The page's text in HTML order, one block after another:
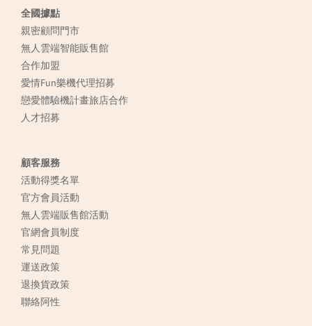
全國據點
親密顧問門市
無人雲端智能販售館
合作加盟
愛情Fun樂機代理招募
戀愛體驗機計畫旅店合作
人才招募
顧客服務
活動得獎名單
官方會員活動
無人雲端販售館活動
官網會員制度
常見問題
運送政策
退換貨政策
聯絡阿性